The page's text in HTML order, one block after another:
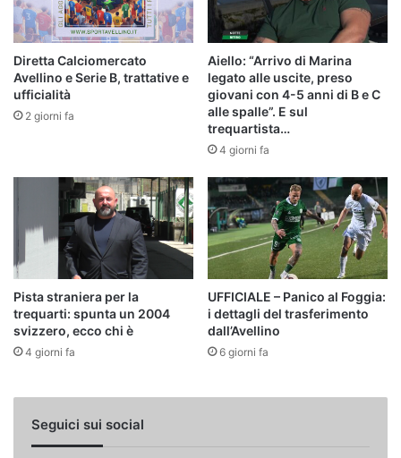
Diretta Calciomercato
Avellino e Serie B, trattative e
ufficialità
2 giorni fa
Aiello: “Arrivo di Marina
legato alle uscite, preso
giovani con 4-5 anni di B e C
alle spalle”. E sul
trequartista…
4 giorni fa
Pista straniera per la
trequarti: spunta un 2004
svizzero, ecco chi è
4 giorni fa
UFFICIALE – Panico al Foggia:
i dettagli del trasferimento
dall’Avellino
6 giorni fa
Seguici sui social